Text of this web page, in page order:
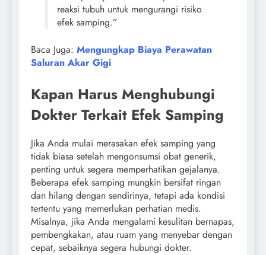
reaksi tubuh untuk mengurangi risiko
efek samping.”
Baca Juga: Mengungkap Biaya Perawatan
Saluran Akar Gigi
Kapan Harus Menghubungi
Dokter Terkait Efek Samping
Jika Anda mulai merasakan efek samping yang
tidak biasa setelah mengonsumsi obat generik,
penting untuk segera memperhatikan gejalanya.
Beberapa efek samping mungkin bersifat ringan
dan hilang dengan sendirinya, tetapi ada kondisi
tertentu yang memerlukan perhatian medis.
Misalnya, jika Anda mengalami kesulitan bernapas,
pembengkakan, atau ruam yang menyebar dengan
cepat, sebaiknya segera hubungi dokter.